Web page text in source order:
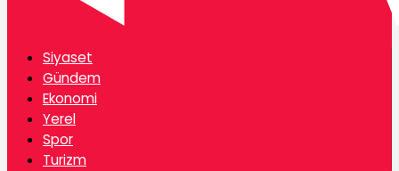
Siyaset
Gündem
Ekonomi
Yerel
Spor
Turizm